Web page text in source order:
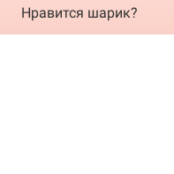
Нравится шарик?